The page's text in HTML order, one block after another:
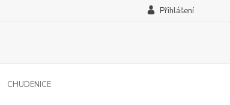
Přihlášení
CHUDENICE